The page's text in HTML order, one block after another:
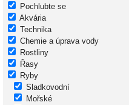
Pochlubte se
Akvária
Technika
Chemie a úprava vody
Rostliny
Řasy
Ryby
Sladkovodní
Mořské